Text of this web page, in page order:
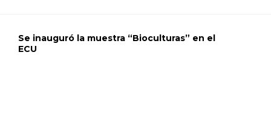
Se inauguró la muestra “Bioculturas” en el
ECU